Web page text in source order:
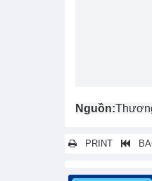
Nguồn:
PRINT